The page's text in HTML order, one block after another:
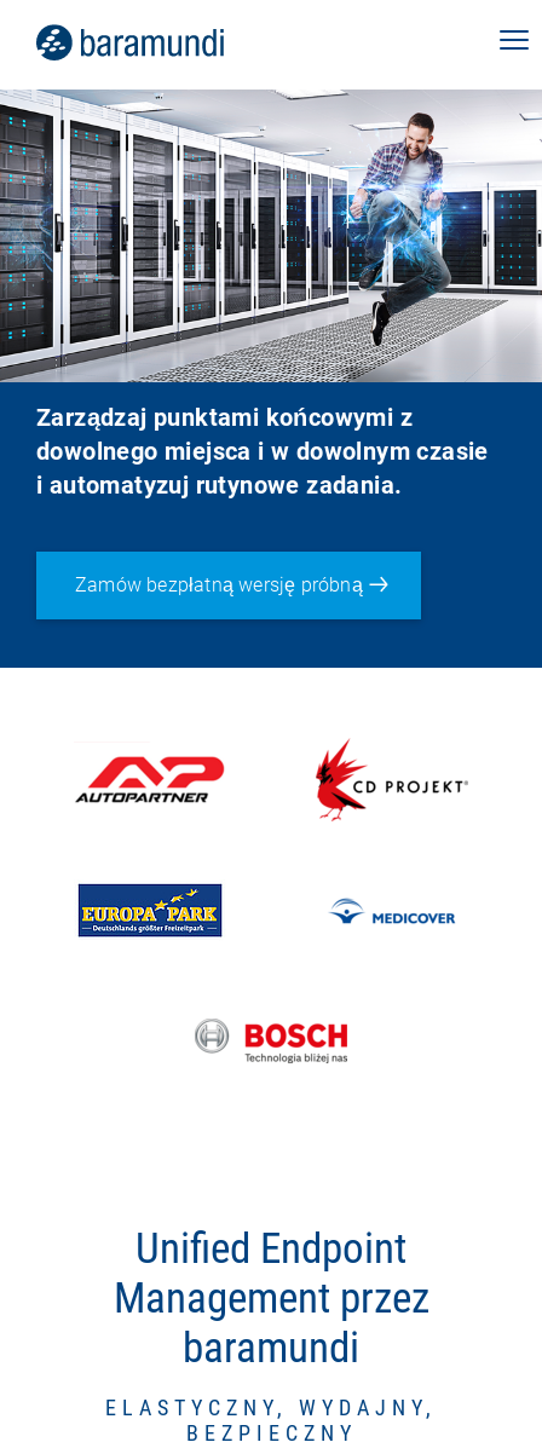
Zarządzaj punktami końcowymi z
dowolnego miejsca i w dowolnym czasie
i automatyzuj rutynowe zadania.
Zamów bezpłatną wersję próbną
Unified Endpoint
Management przez
baramundi
ELASTYCZNY, WYDAJNY,
BEZPIECZNY